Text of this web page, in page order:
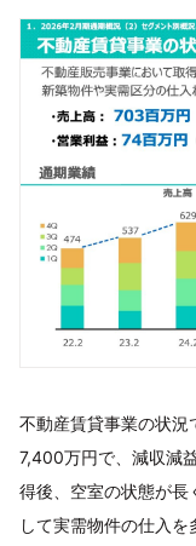
不動産賃貸事業の状
7,400万円で、減収減
得後、空室の状態が長
して実需物件の仕入を